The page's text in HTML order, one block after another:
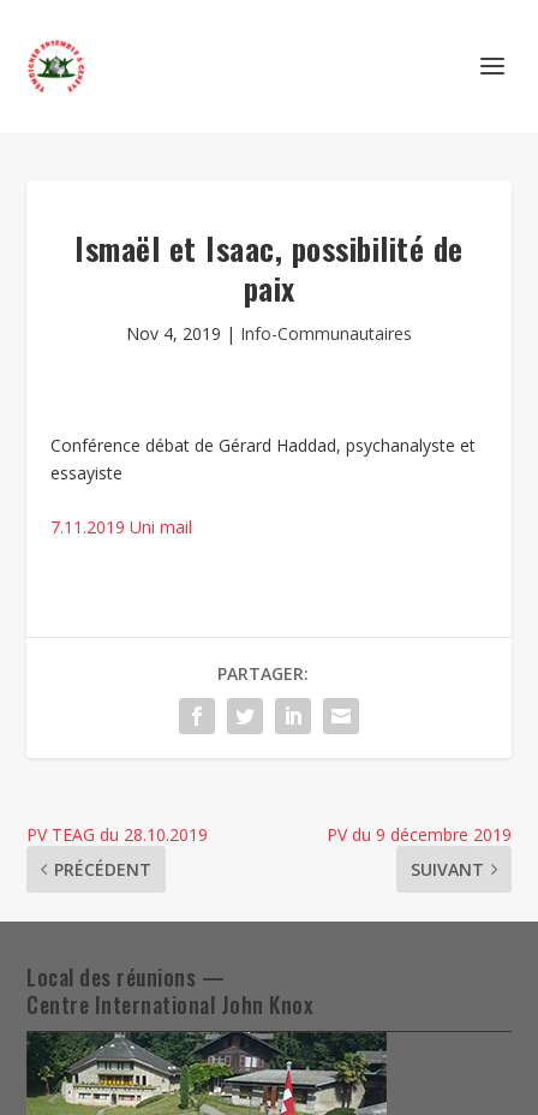
Ismaël et Isaac, possibilité de
paix
Nov 4, 2019 | Info-Communautaires
Conférence débat de Gérard Haddad, psychanalyste et
essayiste
7.11.2019 Uni mail
PARTAGER:
PV TEAG du 28.10.2019
PRÉCÉDENT
PV du 9 décembre 2019
SUIVANT
Local des réunions —
Centre International John Knox